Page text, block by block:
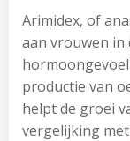
Arimidex, of
aan vrouwen in
productie van
helpt de groei
vergelijking